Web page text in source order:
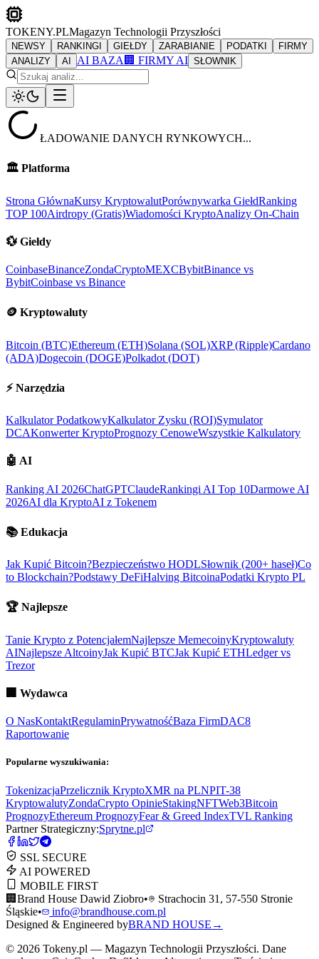
TOKENY.PLMagazyn Technologii Przyszłości
NEWSY RANKINGI GIEŁDY ZARABIANIE PODATKI
FIRMY
ANALIZY
AI AI BAZA 🏢 FIRMY AI SŁOWNIK
ŁADOWANIE DANYCH RYNKOWYCH...
🏛️ Platforma
Strona GłównaKursy KryptowalutPorównywarka GiełdRanking
TOP 100Airdropy (Gratis)Wiadomości KryptoAnalizy On-Chain
💱 Giełdy
CoinbaseBinanceZondaCryptoMEXCBybitBinance vs
BybitCoinbase vs Binance
🪙 Kryptowaluty
Bitcoin (BTC)Ethereum (ETH)Solana (SOL)XRP (Ripple)Cardano
(ADA)Dogecoin (DOGE)Polkadot (DOT)
⚡ Narzędzia
Kalkulator PodatkowyKalkulator Zysku (ROI)Symulator
DCAKonwerter KryptoPrognozy CenoweWszystkie Kalkulatory
🤖 AI
Ranking AI 2026ChatGPTClaudeRankingi AI Top 10Darmowe AI
2026AI dla KryptoAI z Tokenem
📚 Edukacja
Jak Kupić Bitcoin?Bezpieczeństwo HODLSłownik (200+ haseł)Co
to Blockchain?Podstawy DeFiHalving BitcoinaPodatki Krypto PL
🏆 Najlepsze
Tanie Krypto z PotencjałemNajlepsze MemecoinyKryptowaluty
AINajlepsze AltcoinyJak Kupić BTCJak Kupić ETHLedger vs
Trezor
🏢 Wydawca
O NasKontaktRegulaminPrywatnośćBaza FirmDAC8
Raportowanie
Popularne wyszukiwania:
TokenizacjaPrzelicznik KryptoXMR na PLNPIT-38
KryptowalutyZondaCrypto OpinieStakingNFTWeb3Bitcoin
PrognozyEthereum PrognozyFear & Greed IndexTVL Ranking
Partner Strategiczny:Sprytne.pl
SSL SECURE
AI POWERED
MOBILE FIRST
🏢 Brand House Dawid Ziobro•
Strachocin 31, 57-550 Stronie
Śląskie•
info@brandhouse.com.pl
Designed & Engineered byBRAND HOUSE →
© 2026 Tokeny.pl — Magazyn Technologii Przyszłości. Dane